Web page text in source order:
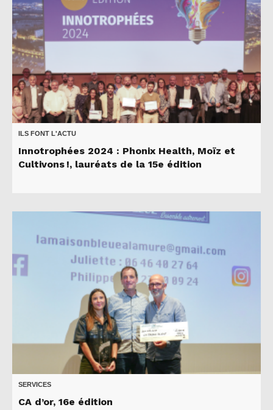
ILS FONT L'ACTU
Innotrophées 2024 : Phonix Health, Moïz et
Cultivons !, lauréats de la 15e édition
SERVICES
CA d’or, 16e édition